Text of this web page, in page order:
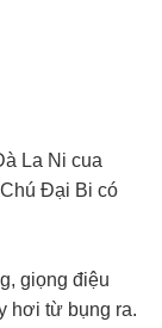
La Ni cua
Đại Bi có
giọng điệu
hơi từ bụng ra.